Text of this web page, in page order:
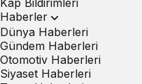
Haberler
Dünya Haberleri
Gündem Haberleri
Otomotiv Haberleri
Siyaset Haberleri